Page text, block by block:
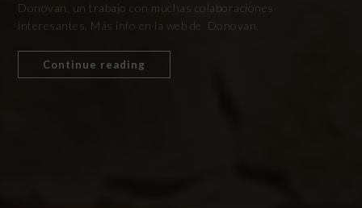
Donovan, un trabajo con muchas colaboraciones
interesantes. Más info en la web de Donovan.
Continue reading